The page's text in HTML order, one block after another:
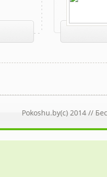
Pokoshu.by(c) 2014 //